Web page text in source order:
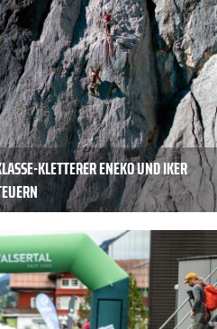
KLETTERER ENEKO UND IKER